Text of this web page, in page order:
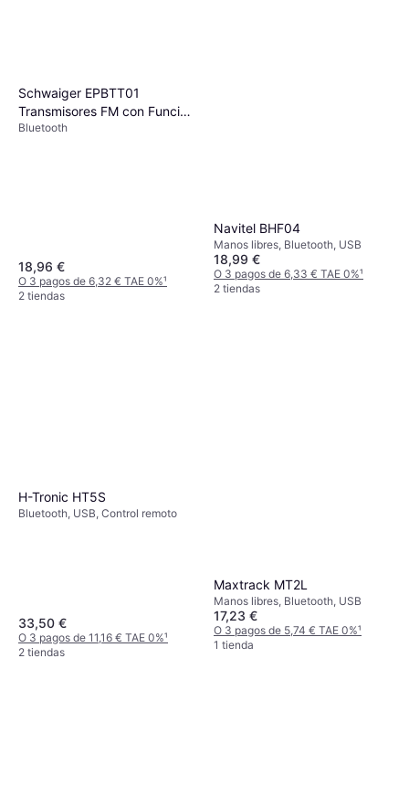
Schwaiger EPBTT01
Transmisores FM con Función
de Manos Libres
Bluetooth
18,96 €
O 3 pagos de 6,32 € TAE 0%¹
2 tiendas
Navitel BHF04
Manos libres, Bluetooth, USB
18,99 €
O 3 pagos de 6,33 € TAE 0%¹
2 tiendas
H-Tronic HT5S
Bluetooth, USB, Control remoto
33,50 €
O 3 pagos de 11,16 € TAE 0%¹
2 tiendas
Maxtrack MT2L
Manos libres, Bluetooth, USB
17,23 €
O 3 pagos de 5,74 € TAE 0%¹
1 tienda